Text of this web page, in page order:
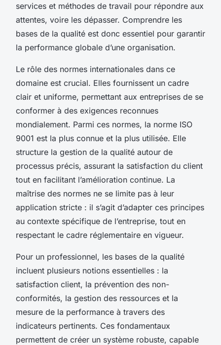
services et méthodes de travail pour répondre aux
attentes, voire les dépasser. Comprendre les
bases de la qualité est donc essentiel pour garantir
la performance globale d’une organisation.
Le rôle des normes internationales dans ce
domaine est crucial. Elles fournissent un cadre
clair et uniforme, permettant aux entreprises de se
conformer à des exigences reconnues
mondialement. Parmi ces normes, la norme ISO
9001 est la plus connue et la plus utilisée. Elle
structure la gestion de la qualité autour de
processus précis, assurant la satisfaction du client
tout en facilitant l’amélioration continue. La
maîtrise des normes ne se limite pas à leur
application stricte : il s’agit d’adapter ces principes
au contexte spécifique de l’entreprise, tout en
respectant le cadre réglementaire en vigueur.
Pour un professionnel, les bases de la qualité
incluent plusieurs notions essentielles : la
satisfaction client, la prévention des non-
conformités, la gestion des ressources et la
mesure de la performance à travers des
indicateurs pertinents. Ces fondamentaux
permettent de créer un système robuste, capable